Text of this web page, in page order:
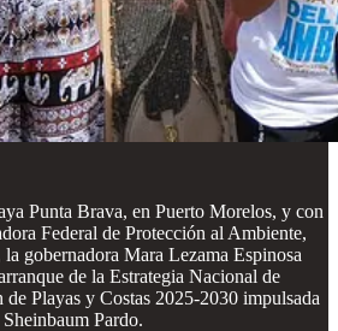
Punta Brava, en Puerto Morelos, y con
Federal de Protección al Ambiente,
gobernadora Mara Lezama Espinosa
de la Estrategia Nacional de
Playas y Costas 2025-2030 impulsada
Pardo.